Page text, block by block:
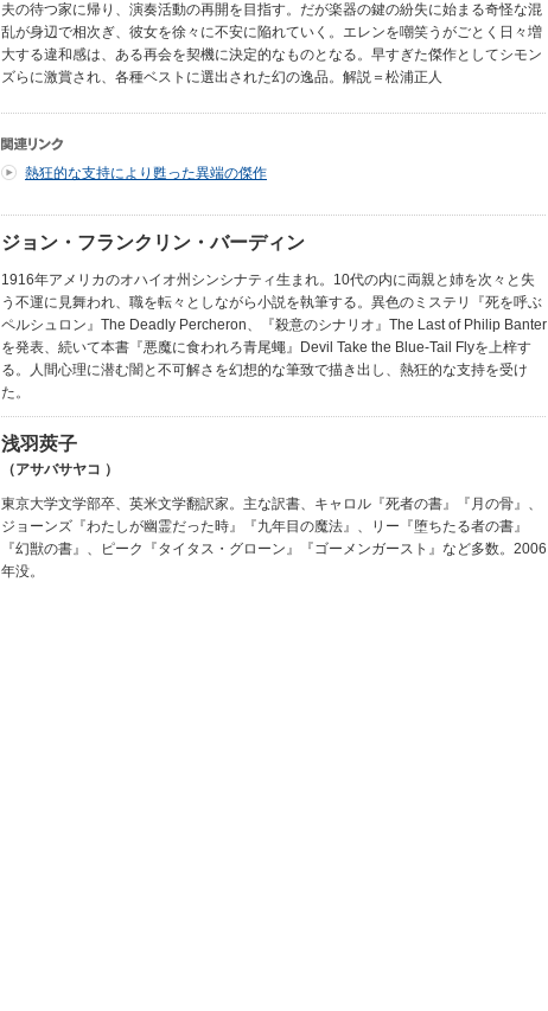
夫の待つ家に帰り、演奏活動の再開を目指す。だが楽器の鍵の紛失に始まる奇怪な混
乱が身辺で相次ぎ、彼女を徐々に不安に陥れていく。エレンを嘲笑うがごとく日々増
大する違和感は、ある再会を契機に決定的なものとなる。早すぎた傑作としてシモン
ズらに激賞され、各種ベストに選出された幻の逸品。解説＝松浦正人
熱狂的な支持により甦った異端の傑作
ジョン・フランクリン・バーディン
1916年アメリカのオハイオ州シンシナティ生まれ。10代の内に両親と姉を次々と失
う不運に見舞われ、職を転々としながら小説を執筆する。異色のミステリ『死を呼ぶ
ペルシュロン』The Deadly Percheron、『殺意のシナリオ』The Last of Philip Banter
を発表、続いて本書『悪魔に食われろ青尾蠅』Devil Take the Blue-Tail Flyを上梓す
る。人間心理に潜む闇と不可解さを幻想的な筆致で描き出し、熱狂的な支持を受け
た。
浅羽莢子
（アサバサヤコ ）
東京大学文学部卒、英米文学翻訳家。主な訳書、キャロル『死者の書』『月の骨』、
ジョーンズ『わたしが幽霊だった時』『九年目の魔法』、リー『堕ちたる者の書』
『幻獣の書』、ピーク『タイタス・グローン』『ゴーメンガースト』など多数。2006
年没。